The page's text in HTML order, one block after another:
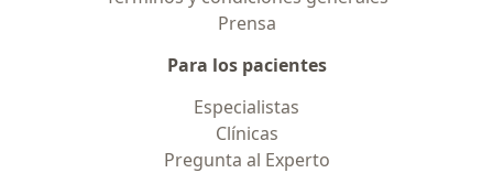
Prensa
Para los pacientes
Especialistas
Clínicas
Pregunta al Experto